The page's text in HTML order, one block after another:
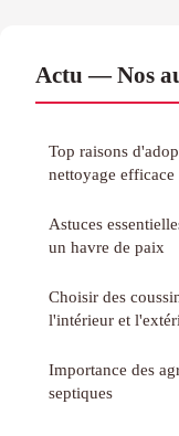
Actu — Nos
Top raisons
nettoyage efficace
Astuces
un havre de paix
Choisir des
l'intérieur et
Importance des
septiques